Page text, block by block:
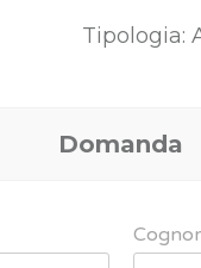
Tipologia:
Domanda